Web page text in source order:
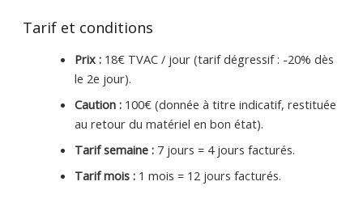
Tarif et conditions
Prix :18€ TVAC / jour (tarif dégressif : -20% dès
le 2e jour).
Caution :100€ (donnée à titre indicatif, restituée
au retour du matériel en bon état).
Tarif semaine :7 jours = 4 jours facturés.
Tarif mois :1 mois = 12 jours facturés.